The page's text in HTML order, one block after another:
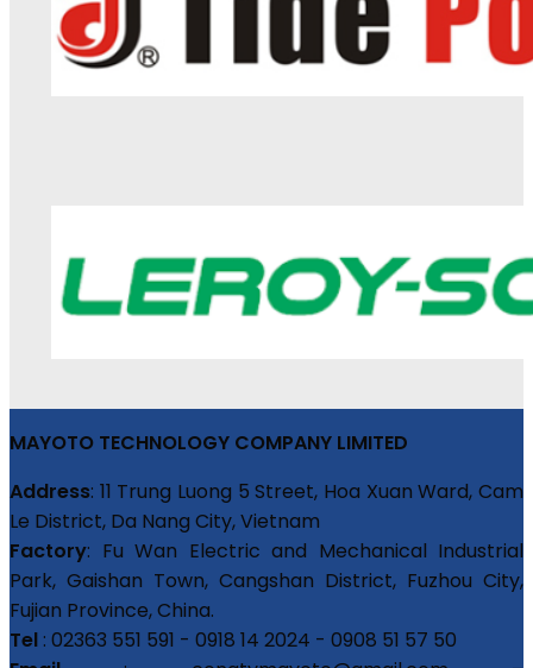
MAYOTO TECHNOLOGY COMPANY LIMITED
Address: 11 Trung Luong 5 Street, Hoa Xuan Ward, Cam
Le District, Da Nang City, Vietnam
Factory: Fu Wan Electric and Mechanical Industrial
Park, Gaishan Town, Cangshan District, Fuzhou City,
Fujian Province, China.
Tel : 02363 551 591 - 0918 14 2024 - 0908 51 57 50